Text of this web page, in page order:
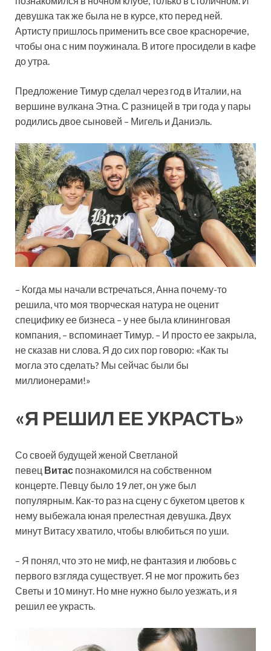
девушка так же была не в курсе, кто перед ней.
Артисту пришлось применить все свое красноречие,
чтобы она с ним поужинала. В итоге просидели в кафе
до утра.
Предложение Тимур сделал через год в Италии, на
вершине вулкана Этна. С разницей в три года у пары
родились двое сыновей – Мигель и Даниэль.
– Когда мы начали встречаться, Анна почему-то
решила, что моя творческая натура не оценит
специфику ее бизнеса – у нее была клининговая
компания, – вспоминает Тимур. – И просто ее закрыла,
не сказав ни слова. Я до сих пор говорю: «Как ты
могла это сделать? Мы сейчас были бы
миллионерами!»
«Я РЕШИЛ ЕЕ УКРАСТЬ»
Со своей будущей женой Светланой
певец Витас познакомился на собственном
концерте. Певцу было 19 лет, он уже был
популярным. Как-то раз на сцену с букетом цветов к
нему выбежала юная прелестная девушка. Двух
минут Витасу хватило, чтобы влюбиться по уши.
– Я понял, что это не миф, не фантазия и любовь с
первого взгляда существует. Я не мог прожить без
Светы и 10 минут. Но мне нужно было уезжать, и я
решил ее украсть.